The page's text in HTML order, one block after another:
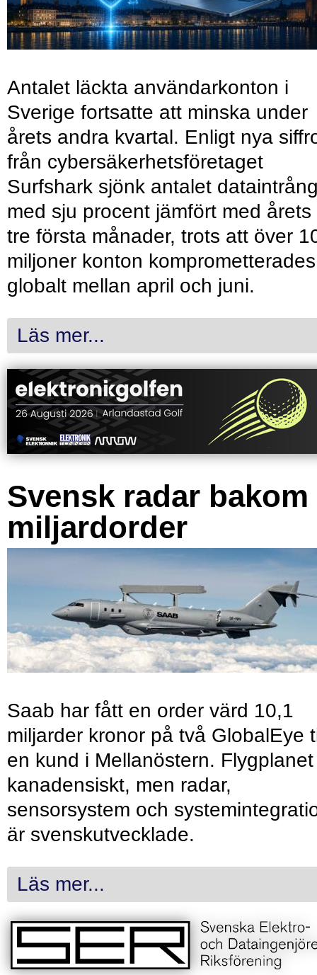
Antalet läckta användarkonton i
Sverige fortsatte att minska under
årets andra kvartal. Enligt nya
från cybersäkerhetsföretaget
Surfshark sjönk antalet
med sju procent jämfört med årets
tre första månader, trots att över
miljoner konton komprometterades
globalt mellan april och juni.
Läs mer...
Svensk radar bakom
miljardorder
Saab har fått en order värd 10,1
miljarder kronor på två GlobalEye
en kund i Mellanöstern.
kanadensiskt, men radar,
sensorsystem och
är svenskutvecklade.
Läs mer...